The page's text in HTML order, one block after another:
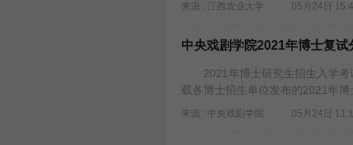
来源 : 江西农业大学 05月24日
中央戏剧学院2021年博士复试
2021年博士研究生招生入学考
载各博士招生单位发布的2021年
来源 : 中央戏剧学院 05月24日